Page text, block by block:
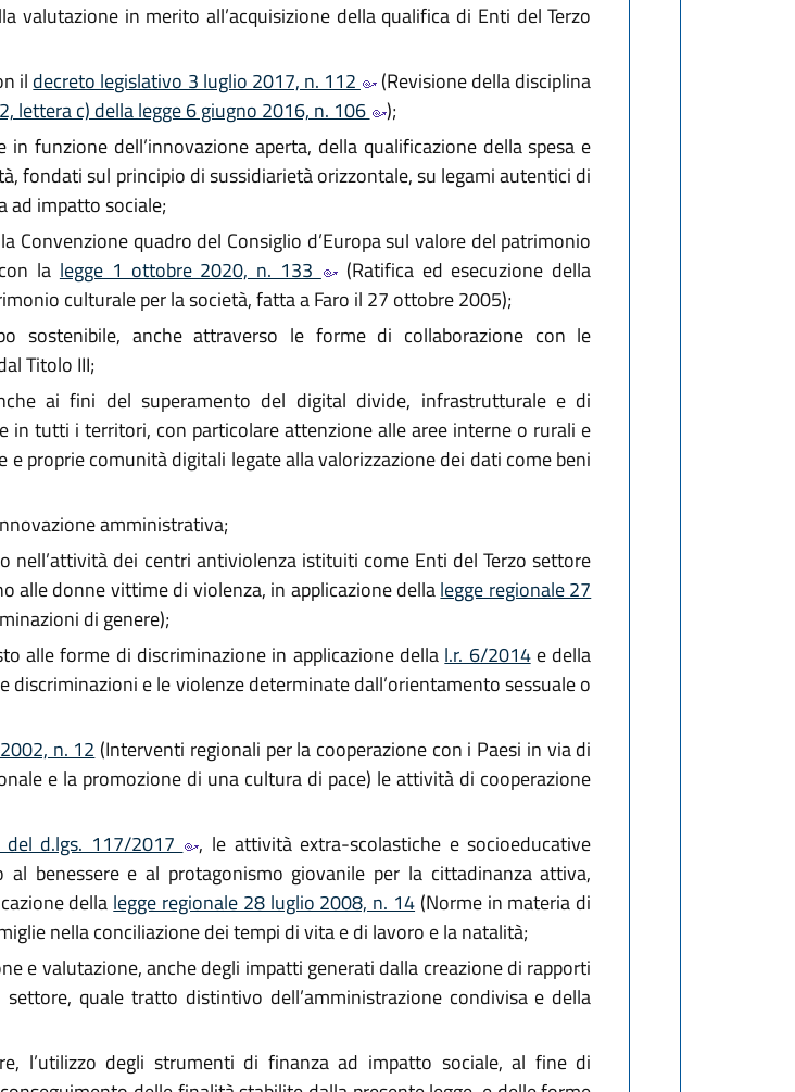
in merito all’acquisizione della qualifica di Enti del Terzo
il decreto legislativo 3 luglio 2017, n. 112
(Revisione della disciplina
lettera c) della legge 6 giugno 2016, n. 106
);
funzione dell’innovazione aperta, della qualificazione della spesa e
fondati sul principio di sussidiarietà orizzontale, su legami autentici di
ad impatto sociale;
Convenzione quadro del Consiglio d’Europa sul valore del patrimonio
la legge 1 ottobre 2020, n. 133
(Ratifica ed esecuzione della
culturale per la società, fatta a Faro il 27 ottobre 2005);
sostenibile, anche attraverso le forme di collaborazione con le
Titolo III;
ai fini del superamento del digital divide, infrastrutturale e di
in tutti i territori, con particolare attenzione alle aree interne o rurali e
proprie comunità digitali legate alla valorizzazione dei dati come beni
amministrativa;
dei centri antiviolenza istituiti come Enti del Terzo settore
alle donne vittime di violenza, in applicazione dellalegge regionale 27
di genere);
alle forme di discriminazione in applicazione della l.r. 6/2014e della
discriminazioni e le violenze determinate dall’orientamento sessuale o
n. 12 (Interventi regionali per la cooperazione con i Paesi in via di
e la promozione di una cultura di pace) le attività di cooperazione
d.lgs. 117/2017
, le attività extra-scolastiche e socioeducative
benessere e al protagonismo giovanile per la cittadinanza attiva,
della legge regionale 28 luglio 2008, n. 14 (Norme in materia di
nella conciliazione dei tempi di vita e di lavoro e la natalità;
e valutazione, anche degli impatti generati dalla creazione di rapporti
quale tratto distintivo dell’amministrazione condivisa e della
l’utilizzo degli strumenti di finanza ad impatto sociale, al fine di